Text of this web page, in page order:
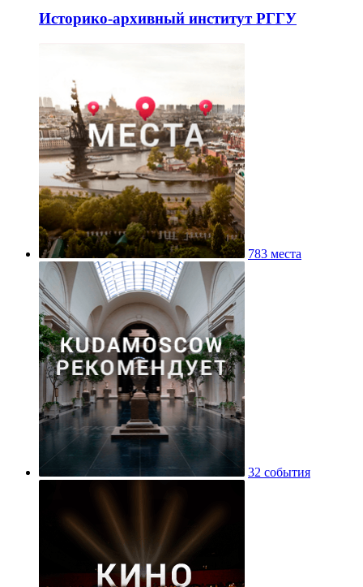
Историко-архивный институт РГГУ
783 места
32 события